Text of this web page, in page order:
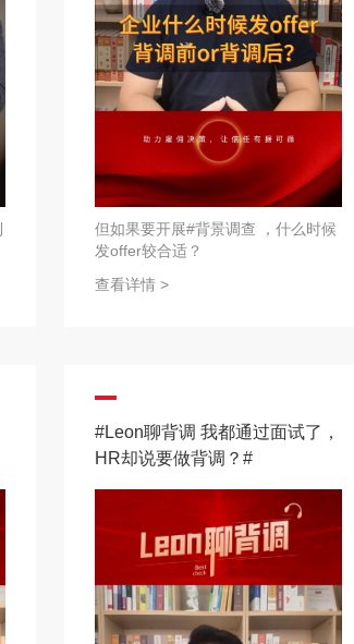
但如果要开展#背景调查 ，什么时候
发offer较合适？
查看详情 >
#Leon聊背调 我都通过面试了，
HR却说要做背调？#